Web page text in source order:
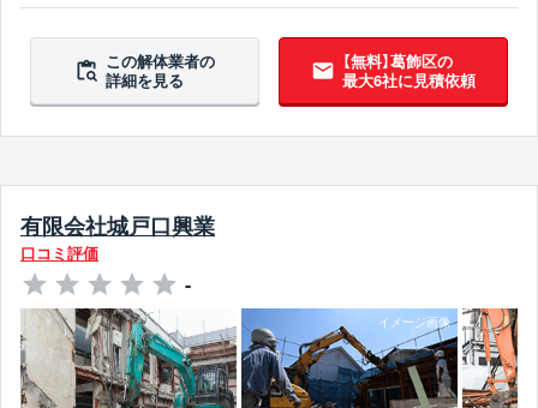
翌営業日までに連絡
この解体業者の
詳細を見る
【無料】葛飾区の
最大6社に見積依頼
有限会社城戸口興業
口コミ評価
-